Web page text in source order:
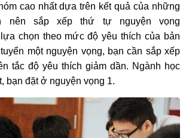
cao nhất dựa trên kết quả của những
nên sắp xếp thứ tự nguyện vọng
chọn theo mức độ yêu thích của bản
một nguyện vọng, bạn cần sắp xếp
tắc độ yêu thích giảm dần. Ngành học
bạn đặt ở nguyện vọng 1.